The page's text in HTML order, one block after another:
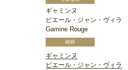
ギャミンヌ
ピエール・ジャン・ヴィラ
Gamine Rouge
ギャミンヌ
ピエール・ジャン・ヴィラ